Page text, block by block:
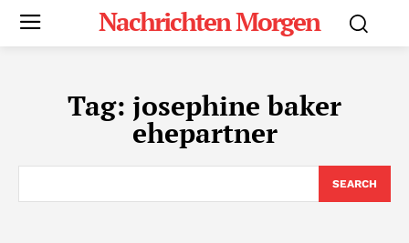
Nachrichten Morgen
Tag: josephine baker
ehepartner
SEARCH